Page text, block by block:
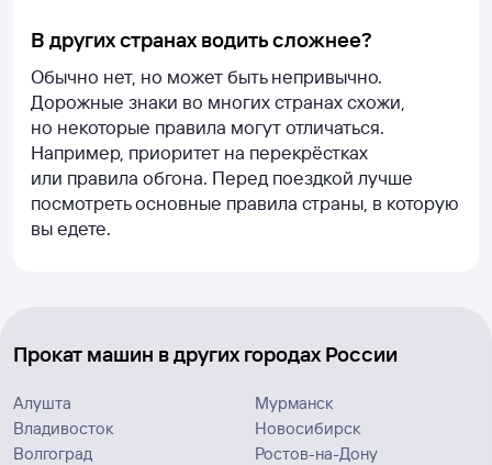
В других странах водить сложнее?
Обычно нет, но может быть непривычно.
Дорожные знаки во многих странах схожи,
но некоторые правила могут отличаться.
Например, приоритет на перекрёстках
или правила обгона. Перед поездкой лучше
посмотреть основные правила страны, в которую
вы едете.
Прокат машин в других городах России
Алушта
Владивосток
Волгоград
Мурманск
Новосибирск
Ростов-на-Дону